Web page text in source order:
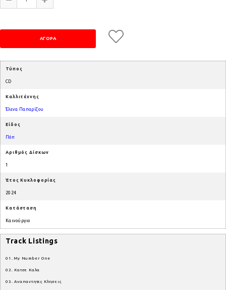
Τύπος
CD
Καλλιτέχνης
Έλενα Παπαρίζου
Είδος
Πόπ
Αριθμός Δίσκων
1
Έτος Κυκλοφορίας
2024
Κατάσταση
Καινούργιο
Track Listings
01. My Number One
02. Κατσε Καλα
03. Αναπαντητες Κλησεις